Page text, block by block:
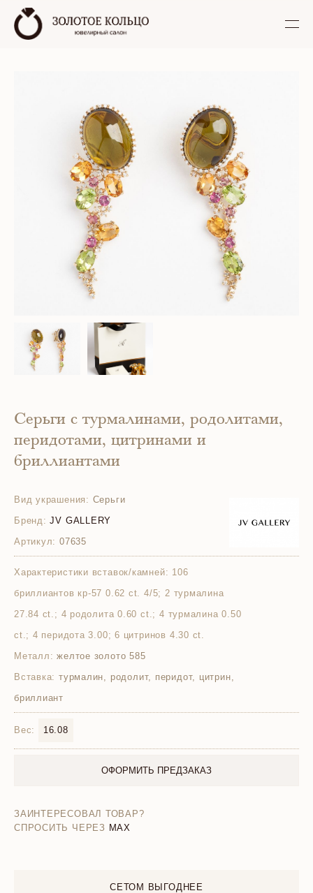
Серьги с турмалинами, родолитами,
перидотами, цитринами и
бриллиантами
Вид украшения: Серьги
Бренд: JV GALLERY
Артикул: 07635
Характеристики вставок/камней: 106
бриллиантов кр-57 0.62 ct. 4/5; 2 турмалина
27.84 ct.; 4 родолита 0.60 ct.; 4 турмалина 0.50
ct.; 4 перидота 3.00; 6 цитринов 4.30 ct.
Металл: желтое золото 585
Вставка: турмалин, родолит, перидот, цитрин,
бриллиант
Вес: 16.08
ОФОРМИТЬ ПРЕДЗАКАЗ
ЗАИНТЕРЕСОВАЛ ТОВАР?
СПРОСИТЬ ЧЕРЕЗ MAX
СЕТОМ ВЫГОДНЕЕ